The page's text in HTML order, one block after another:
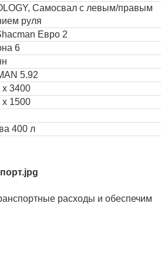
Самосвал с левым/правым
руля
Евро 2
6
5.92
х 3400
х 1500
400 л
расходы и обеспечим